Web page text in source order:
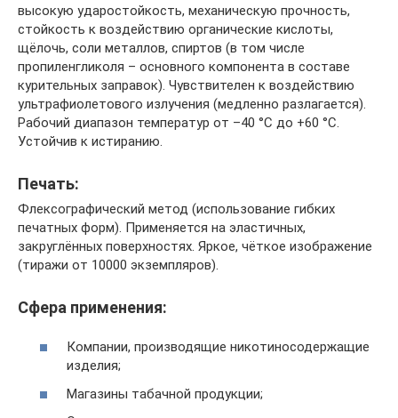
высокую ударостойкость, механическую прочность,
стойкость к воздействию органические кислоты,
щёлочь, соли металлов, спиртов (в том числе
пропиленгликоля – основного компонента в составе
курительных заправок). Чувствителен к воздействию
ультрафиолетового излучения (медленно разлагается).
Рабочий диапазон температур от –40 °С до +60 °С.
Устойчив к истиранию.
Печать:
Флексографический метод (использование гибких
печатных форм). Применяется на эластичных,
закруглённых поверхностях. Яркое, чёткое изображение
(тиражи от 10000 экземпляров).
Сфера применения:
Компании, производящие никотиносодержащие
изделия;
Магазины табачной продукции;